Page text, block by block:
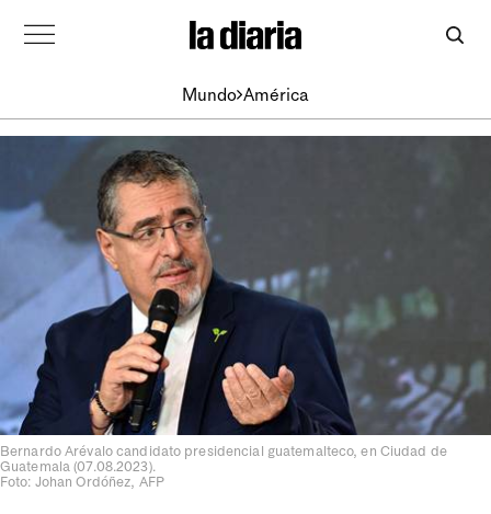
Mundo América
Bernardo Arévalo candidato presidencial guatemalteco, en Ciudad de
Guatemala (07.08.2023).
Foto: Johan Ordóñez, AFP